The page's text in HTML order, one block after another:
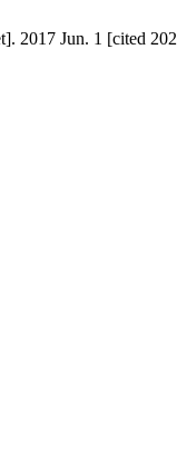
2017 Jun. 1 [cited